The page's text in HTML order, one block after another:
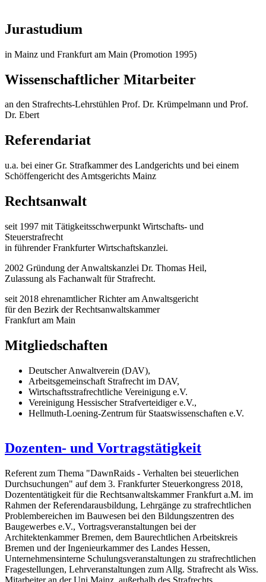
Jurastudium
in Mainz und Frankfurt am Main (Promotion 1995)
Wissenschaftlicher Mitarbeiter
an den Strafrechts-Lehrstühlen Prof. Dr. Krümpelmann und Prof.
Dr. Ebert
Referendariat
u.a. bei einer Gr. Strafkammer des Landgerichts und bei einem
Schöffengericht des Amtsgerichts Mainz
Rechtsanwalt
seit 1997 mit Tätigkeitsschwerpunkt Wirtschafts- und
Steuerstrafrecht
in führender Frankfurter Wirtschaftskanzlei.
2002 Gründung der Anwaltskanzlei Dr. Thomas Heil,
Zulassung als Fachanwalt für Strafrecht.
seit 2018 ehrenamtlicher Richter am Anwaltsgericht
für den Bezirk der Rechtsanwaltskammer
Frankfurt am Main
Mitgliedschaften
Deutscher Anwaltverein (DAV),
Arbeitsgemeinschaft Strafrecht im DAV,
Wirtschaftsstrafrechtliche Vereinigung e.V.
Vereinigung Hessischer Strafverteidiger e.V.,
Hellmuth-Loening-Zentrum für Staatswissenschaften e.V.
Dozenten- und Vortragstätigkeit
Referent zum Thema "DawnRaids - Verhalten bei steuerlichen
Durchsuchungen" auf dem 3. Frankfurter Steuerkongress 2018,
Dozententätigkeit für die Rechtsanwaltskammer Frankfurt a.M. im
Rahmen der Referendarausbildung, Lehrgänge zu strafrechtlichen
Problembereichen im Bauwesen bei den Bildungszentren des
Baugewerbes e.V., Vortragsveranstaltungen bei der
Architektenkammer Bremen, dem Baurechtlichen Arbeitskreis
Bremen und der Ingenieurkammer des Landes Hessen,
Unternehmensinterne Schulungsveranstaltungen zu strafrechtlichen
Fragestellungen, Lehrveranstaltungen zum Allg. Strafrecht als Wiss.
Mitarbeiter an der Uni Mainz, außerhalb des Strafrechts